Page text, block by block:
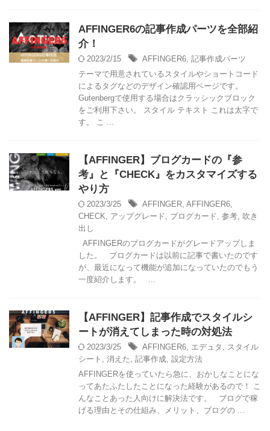
AFFINGER6の記事作成パーツを全部紹
介！
2023/2/15 AFFINGER6, 記事作成パーツ
テーマで用意されているスタイルやショートコード
によるタグなどのデザイン確認用ページです。
Gutenbergで使用する場合はクラッシックブロック
をご利用下さい。 スタイル テキスト これは太字で
す。 こ ...
【AFFINGER】ブログカードの『参
考』と『CHECK』をカスタマイズする
やり方
2023/3/25 AFFINGER, AFFINGER6,
CHECK, アップグレード , ブログカード , 参考, 吹き
出し
AFFINGERのブログカードがグレードアップしま
した。 ブログカードは以前に記事で書いたのです
が、最近になって機能が追加になっていたのでもう
一度紹介します。 ...
【AFFINGER】記事作成でスタイルシ
ートが消えてしまった時の対処法
2023/3/25 AFFINGER6, エデュタ , スタイル
シート , 消えた , 記事作成, 設定方法
AFFINGERを使っていたら急に、おかしなことにな
ってあたふたしたことになった経験があるので！ こ
んなことあった人向けに解決法です。 ブログで稼
げる理由とその仕組み、メリット、ブログの ...